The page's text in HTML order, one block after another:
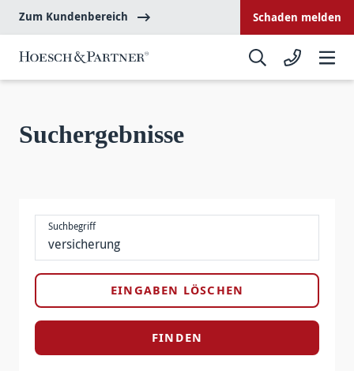
Zum Kundenbereich Schaden melden
Suchergebnisse
Suchbegriff
EINGABEN LÖSCHEN